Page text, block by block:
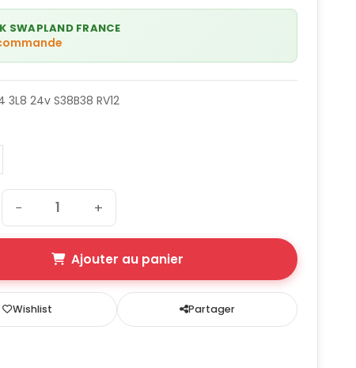
SWAPLAND FRANCE
3L8 24v S38B38 RV12
− +
Ajouter au panier
Wishlist Partager